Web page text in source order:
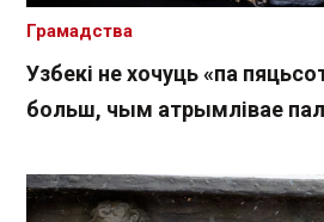
Узбекі не хочуць «па
больш, чым атрымлівае
Грамадства